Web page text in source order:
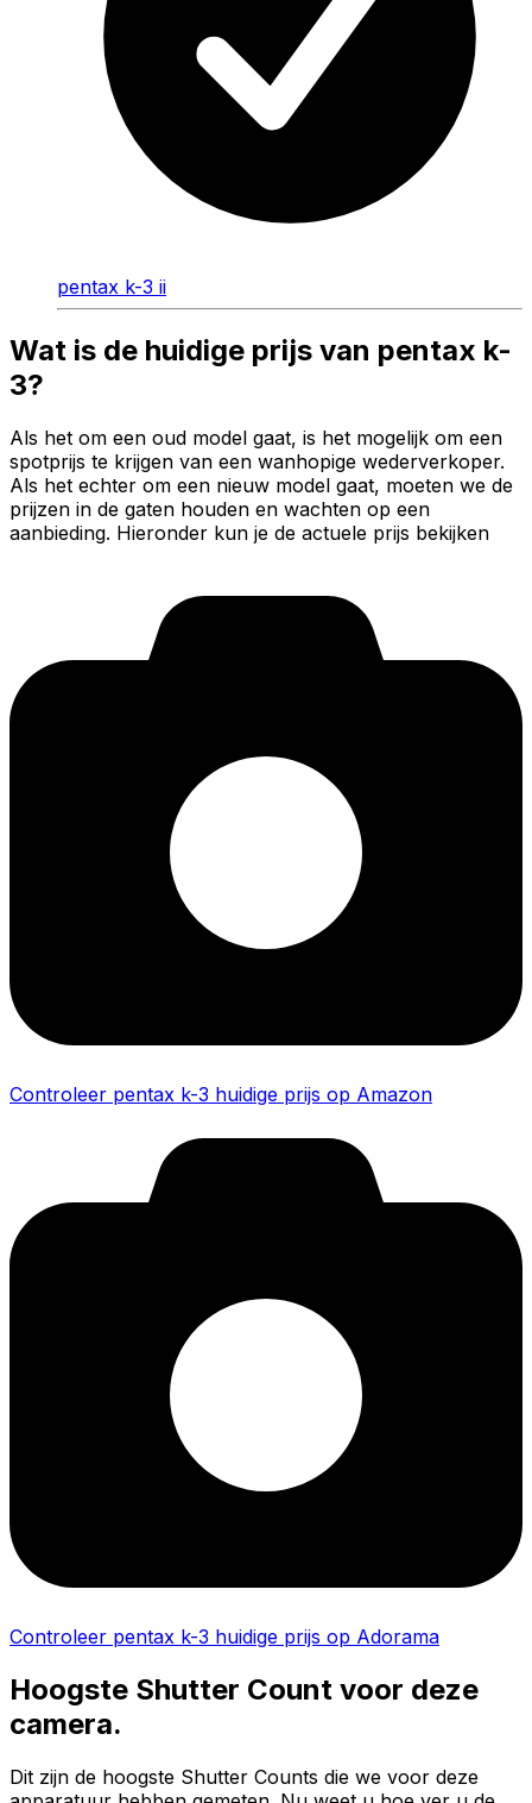
pentax k-3 ii
Wat is de huidige prijs van pentax k-
3?
Als het om een oud model gaat, is het mogelijk om een
spotprijs te krijgen van een wanhopige wederverkoper.
Als het echter om een nieuw model gaat, moeten we de
prijzen in de gaten houden en wachten op een
aanbieding. Hieronder kun je de actuele prijs bekijken
Controleer pentax k-3 huidige prijs op Amazon
Controleer pentax k-3 huidige prijs op Adorama
Hoogste Shutter Count voor deze
camera.
Dit zijn de hoogste Shutter Counts die we voor deze